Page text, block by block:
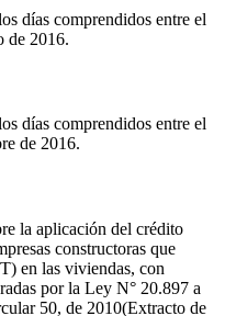
días comprendidos entre el
de 2016.
días comprendidos entre el
de 2016.
la aplicación del crédito
constructoras que
en las viviendas, con
por la Ley N° 20.897 a
50, de 2010(Extracto de